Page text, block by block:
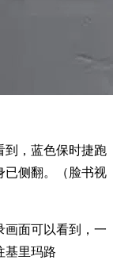
到，蓝色保时捷跑
已侧翻。（脸书视
画面可以看到，一
基里玛路